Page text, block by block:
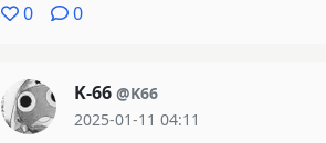
0 0
K-66 @K66
2025-01-11 04:11